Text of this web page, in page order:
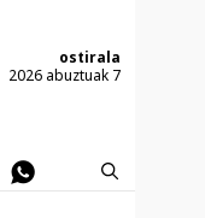
ostirala
2026 abuztuak 7